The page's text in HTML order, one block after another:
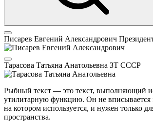
Писарев Евгений Александрович
Тарасова Татьяна Анатольевна ЗТ СССР
Рыбный текст — это текст, выполняющий
утилитарную функцию. Он не вписывается
на котором используется, и нужен только
пространства.